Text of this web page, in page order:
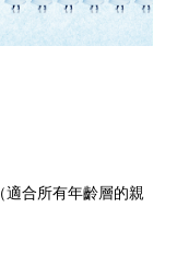
（適合所有年齡層的親